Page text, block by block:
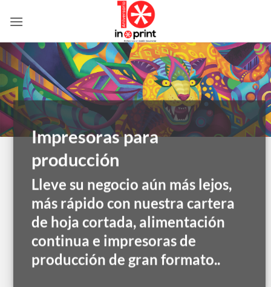
Impresoras para
producción
Lleve su negocio aún más lejos,
más rápido con nuestra cartera
de hoja cortada, alimentación
continua e impresoras de
producción de gran formato..